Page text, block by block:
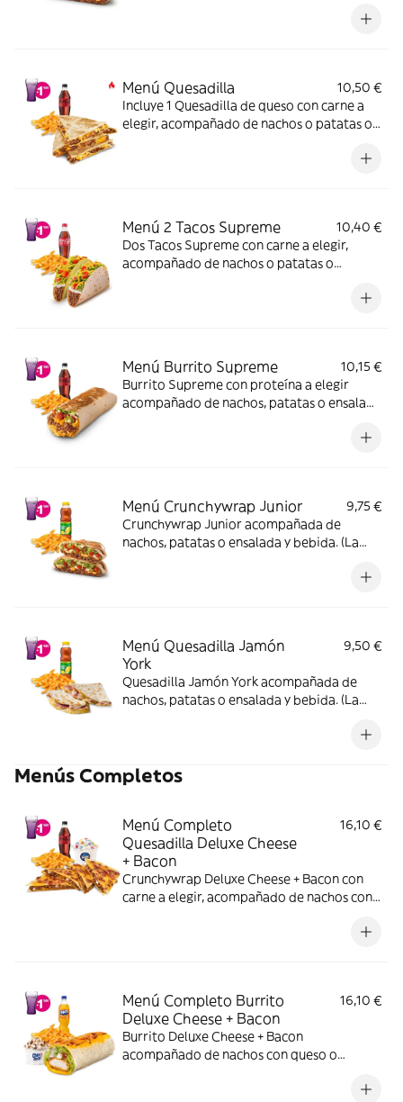
Menú Quesadilla
10,50 €
Incluye 1 Quesadilla de queso con carne a
elegir, acompañado de nachos o patatas o
(La imagen muestra una Quesadilla partida
Menú 2 Tacos Supreme
10,40 €
Dos Tacos Supreme con carne a elegir,
acompañado de nachos o patatas o
Menú Burrito Supreme
10,15 €
Burrito Supreme con proteína a elegir
acompañado de nachos, patatas o ensalada
Menú Crunchywrap Junior
9,75 €
Crunchywrap Junior acompañada de
nachos, patatas o ensalada y bebida. (La
Menú Quesadilla Jamón
York
9,50 €
Quesadilla Jamón York acompañada de
nachos, patatas o ensalada y bebida. (La
Menús Completos
Menú Completo
Quesadilla Deluxe Cheese
+ Bacon
16,10 €
Crunchywrap Deluxe Cheese + Bacon con
carne a elegir, acompañado de nachos con
Menú Completo Burrito
Deluxe Cheese + Bacon
16,10 €
Burrito Deluxe Cheese + Bacon
acompañado de nachos con queso o